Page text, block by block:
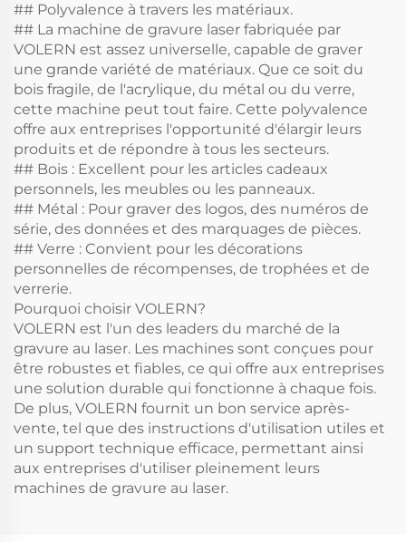
## Polyvalence à travers les matériaux.
## La machine de gravure laser fabriquée par
VOLERN est assez universelle, capable de graver
une grande variété de matériaux. Que ce soit du
bois fragile, de l'acrylique, du métal ou du verre,
cette machine peut tout faire. Cette polyvalence
offre aux entreprises l'opportunité d'élargir leurs
produits et de répondre à tous les secteurs.
## Bois : Excellent pour les articles cadeaux
personnels, les meubles ou les panneaux.
## Métal : Pour graver des logos, des numéros de
série, des données et des marquages de pièces.
## Verre : Convient pour les décorations
personnelles de récompenses, de trophées et de
verrerie.
Pourquoi choisir VOLERN?
VOLERN est l'un des leaders du marché de la
gravure au laser. Les machines sont conçues pour
être robustes et fiables, ce qui offre aux entreprises
une solution durable qui fonctionne à chaque fois.
De plus, VOLERN fournit un bon service après-
vente, tel que des instructions d'utilisation utiles et
un support technique efficace, permettant ainsi
aux entreprises d'utiliser pleinement leurs
machines de gravure au laser.